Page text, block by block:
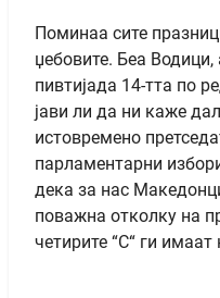
Поминаа сите
џебовите. Беа
пивтијада 14-тта по
јави ли да ни каже
истовремено
парламентарни
дека за нас
поважна отколку на
четирите “С“ ги имаат